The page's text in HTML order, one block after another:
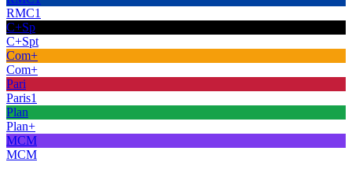
RMC1
C+Sp
C+Spt
Com+
Com+
Pari
Paris1
Plan
Plan+
MCM
MCM